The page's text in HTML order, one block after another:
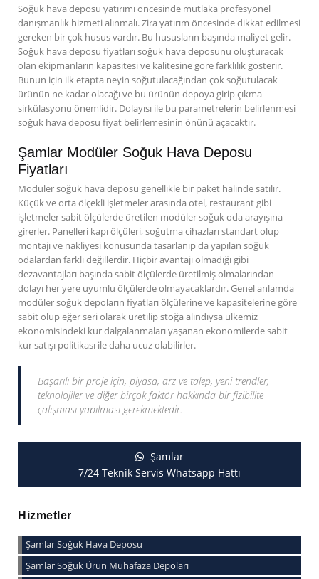
Soğuk hava deposu yatırımı öncesinde mutlaka profesyonel
danışmanlık hizmeti alınmalı. Zira yatırım öncesinde dikkat edilmesi
gereken bir çok husus vardır. Bu hususların başında maliyet gelir.
Soğuk hava deposu fiyatları soğuk hava deposunu oluşturacak
olan ekipmanların kapasitesi ve kalitesine göre farklılık gösterir.
Bunun için ilk etapta neyin soğutulacağından çok soğutulacak
ürünün ne kadar olacağı ve bu ürünün depoya girip çıkma
sirkülasyonu önemlidir. Dolayısı ile bu parametrelerin belirlenmesi
soğuk hava deposu fiyat belirlemesinin önünü açacaktır.
Şamlar Modüler Soğuk Hava Deposu
Fiyatları
Modüler soğuk hava deposu genellikle bir paket halinde satılır.
Küçük ve orta ölçekli işletmeler arasında otel, restaurant gibi
işletmeler sabit ölçülerde üretilen modüler soğuk oda arayışına
girerler. Panelleri kapı ölçüleri, soğutma cihazları standart olup
montajı ve nakliyesi konusunda tasarlanıp da yapılan soğuk
odalardan farklı değillerdir. Hiçbir avantajı olmadığı gibi
dezavantajları başında sabit ölçülerde üretilmiş olmalarından
dolayı her yere uyumlu ölçülerde olmayacaklardır. Genel anlamda
modüler soğuk depoların fiyatları ölçülerine ve kapasitelerine göre
sabit olup eğer seri olarak üretilip stoğa alındıysa ülkemiz
ekonomisindeki kur dalgalanmaları yaşanan ekonomilerde sabit
kur satışı politikası ile daha ucuz olabilirler.
Başarılı bir proje için, piyasa, arz ve talep, yeni trendler,
teknolojiler ve diğer birçok faktör hakkında bir fizibilite
çalışması yapılması gerekmektedir.
Şamlar
7/24 Teknik Servis Whatsapp Hattı
Hizmetler
Şamlar Soğuk Hava Deposu
Şamlar Soğuk Ürün Muhafaza Depoları